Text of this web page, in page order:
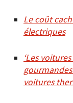
Le coût
électriques
‘Les
voitures